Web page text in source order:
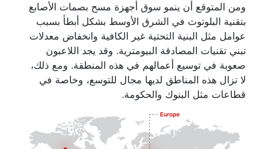
ومن المتوقع أن ينمو سوق أجهزة مسح بصمات الأصابع
بتقنية البلوتوث في الشرق الأوسط بشكل أبطأ بسبب
عوامل مثل البنية التحتية غير الكافية وانخفاض معدلات
تبني تقنيات المصادقة البيومترية. وقد يجد اللاعبون
صعوبة في توسيع أعمالهم في هذه المنطقة. ومع ذلك،
لا تزال هذه المناطق لديها مجال للتوسع، وخاصة في
قطاعات مثل البنوك والحكومة.